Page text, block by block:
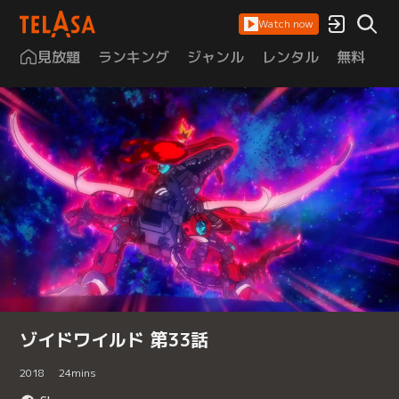
Watch now
見放題 ランキング ジャンル レンタル 無料
ゾイドワイルド 第33話
2018 24mins